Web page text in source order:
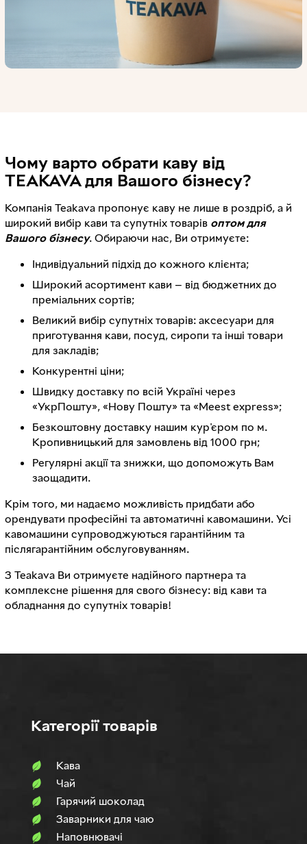
Чому варто обрати каву від
TEAKAVA для Вашого бізнесу?
Компанія Teakava пропонує каву не лише в роздріб, а й
широкий вибір кави та супутніх товарів оптом для
Вашого бізнесу. Обираючи нас, Ви отримуєте:
Індивідуальний підхід до кожного клієнта;
Широкий асортимент кави — від бюджетних до
преміальних сортів;
Великий вибір супутніх товарів: аксесуари для
приготування кави, посуд, сиропи та інші товари
для закладів;
Конкурентні ціни;
Швидку доставку по всій Україні через
«УкрПошту», «Нову Пошту» та «Meest express»;
Безкоштовну доставку нашим кур'єром по м.
Кропивницький для замовлень від 1000 грн;
Регулярні акції та знижки, що допоможуть Вам
заощадити.
Крім того, ми надаємо можливість придбати або
орендувати професійні та автоматичні кавомашини. Усі
кавомашини супроводжуються гарантійним та
післягарантійним обслуговуванням.
З Teakava Ви отримуєте надійного партнера та
комплексне рішення для свого бізнесу: від кави та
обладнання до супутніх товарів!
Категорії товарів
Кава
Чай
Гарячий шоколад
Заварники для чаю
Наповнювачi